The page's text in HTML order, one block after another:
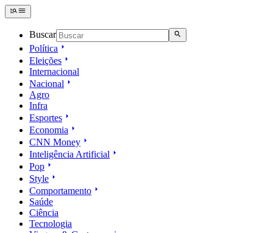
Buscar
Política
Eleições
Internacional
Nacional
Agro
Infra
Esportes
Economia
CNN Money
Inteligência Artificial
Pop
Style
Comportamento
Saúde
Ciência
Tecnologia